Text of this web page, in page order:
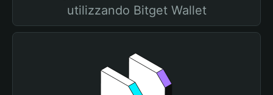
utilizzando Bitget Wallet